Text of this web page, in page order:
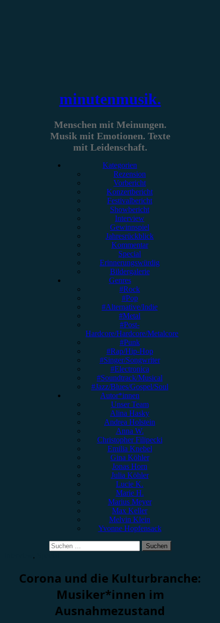
minutenmusik.
Menschen mit Meinungen.
Musik mit Emotionen. Texte
mit Leidenschaft.
Kategorien
Rezension
Vorbericht
Konzertbericht
Festivalbericht
Showbericht
Interview
Gewinnspiel
Jahresrückblick
Kommentar
Special
Erinnerungswürdig
Bildergalerie
Genres
#Rock
#Pop
#Alternative/Indie
#Metal
#Post-
Hardcore/Hardcore/Metalcore
#Punk
#Rap/Hip-Hop
#Singer/Songwriter
#Electronica
#Soundtrack/Musical
#Jazz/Blues/Gospel/Soul
Autor*innen
Unser Team
Alina Hasky
Andrea Holstein
Anna W.
Christopher Filipecki
Emilia Knebel
Gina Köhler
Jonas Horn
Julia Köhler
Lucie K.
Marie H.
Marius Meyer
Max Keller
Melvin Klein
Yvonne Hopfensack
Suchen
nach:
,
Corona und die Kulturbranche:
Musiker*innen im
Ausnahmezustand